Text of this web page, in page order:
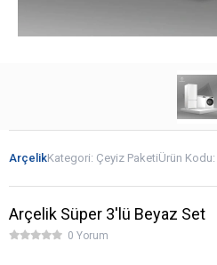
ArçelikKategori: Çeyiz PaketiÜrün Kodu:
Arçelik Süper 3'lü Beyaz Set
0 Yorum